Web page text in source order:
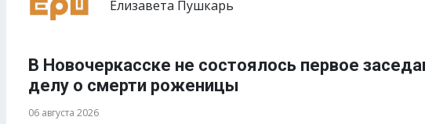
Елизавета Пушкарь
В Новочеркасске не состоялось первое
делу о смерти роженицы
06 августа 2026